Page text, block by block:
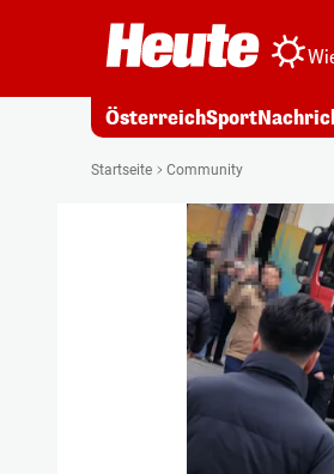
ÖsterreichSport
Startseite Community